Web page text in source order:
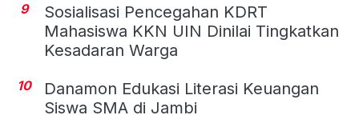
9
Sosialisasi Pencegahan KDRT
Mahasiswa KKN UIN Dinilai Tingkatkan
Kesadaran Warga
10
Danamon Edukasi Literasi Keuangan
Siswa SMA di Jambi